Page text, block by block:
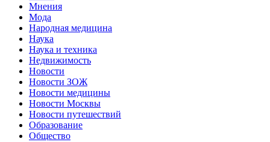
Мнения
Мода
Народная медицина
Наука
Наука и техника
Недвижимость
Новости
Новости ЗОЖ
Новости медицины
Новости Москвы
Новости путешествий
Образование
Общество